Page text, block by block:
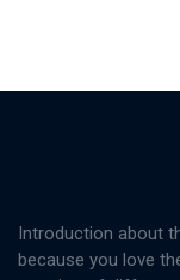
Introduction about
because you love